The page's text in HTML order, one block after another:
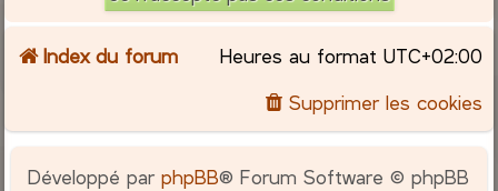
Index du forum Heures au format UTC+02:00
Supprimer les cookies
Développé parphpBB® Forum Software © phpBB